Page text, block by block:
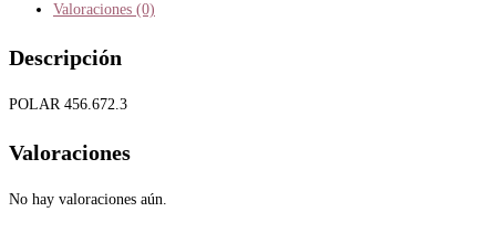
Valoraciones (0)
Descripción
POLAR 456.672.3
Valoraciones
No hay valoraciones aún.